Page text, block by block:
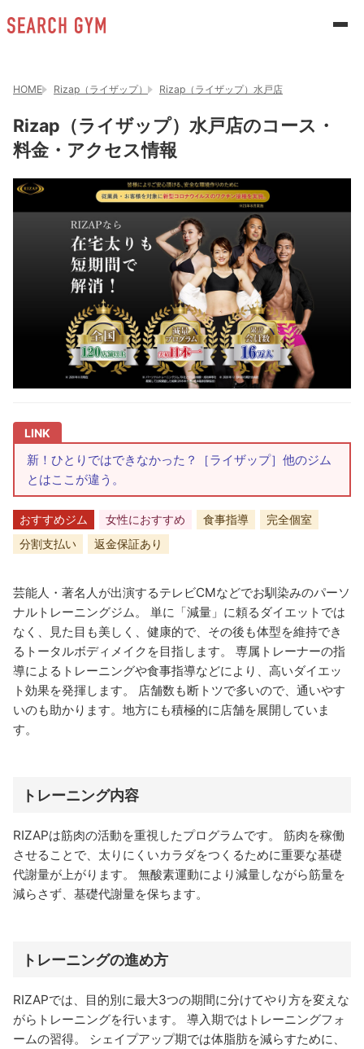
HOME Rizap（ライザップ） Rizap（ライザップ）水戸店
Rizap（ライザップ）水戸店のコース・
料金・アクセス情報
新！ひとりではできなかった？［ライザップ］他のジム
とはここが違う。
おすすめジム 女性におすすめ 食事指導
完全個室
分割支払い
返金保証あり
芸能人・著名人が出演するテレビCMなどでお馴染みのパーソ
ナルトレーニングジム。 単に「減量」に頼るダイエットでは
なく、見た目も美しく、健康的で、その後も体型を維持でき
るトータルボディメイクを目指します。 専属トレーナーの指
導によるトレーニングや食事指導などにより、高いダイエッ
ト効果を発揮します。 店舗数も断トツで多いので、通いやす
いのも助かります。地方にも積極的に店舗を展開していま
す。
トレーニング内容
RIZAPは筋肉の活動を重視したプログラムです。 筋肉を稼働
させることで、太りにくいカラダをつくるために重要な基礎
代謝量が上がります。 無酸素運動により減量しながら筋量を
減らさず、基礎代謝量を保ちます。
トレーニングの進め方
RIZAPでは、目的別に最大3つの期間に分けてやり方を変えな
がらトレーニングを行います。 導入期ではトレーニングフォ
ームの習得。 シェイプアップ期では体脂肪を減らすために、